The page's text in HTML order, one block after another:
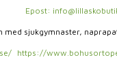
Epost:
med sjukgymnaster,
https://